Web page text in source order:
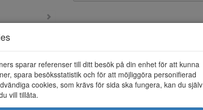
sparar referenser till ditt besök på din enhet för att kunna
spara besöksstatistik och för att möjliggöra personifierad
cookies, som krävs för sida ska fungera, kan du själv
vill tillåta.